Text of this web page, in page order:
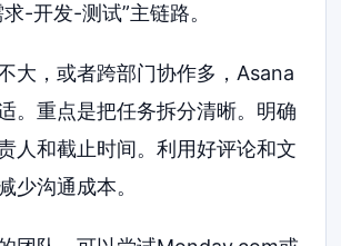
-开发-测试”主链路。
大，或者跨部门协作多，Asana
。重点是把任务拆分清晰。明确
人和截止时间。利用好评论和文
少沟通成本。